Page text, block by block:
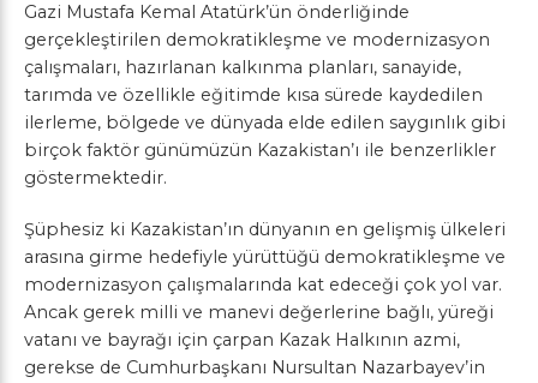
Gazi Mustafa Kemal Atatürk’ün önderliğinde
gerçekleştirilen demokratikleşme ve modernizasyon
çalışmaları, hazırlanan kalkınma planları, sanayide,
tarımda ve özellikle eğitimde kısa sürede kaydedilen
ilerleme, bölgede ve dünyada elde edilen saygınlık gibi
birçok faktör günümüzün Kazakistan’ı ile benzerlikler
göstermektedir.
Şüphesiz ki Kazakistan’ın dünyanın en gelişmiş ülkeleri
arasına girme hedefiyle yürüttüğü demokratikleşme ve
modernizasyon çalışmalarında kat edeceği çok yol var.
Ancak gerek milli ve manevi değerlerine bağlı, yüreği
vatanı ve bayrağı için çarpan Kazak Halkının azmi,
gerekse de Cumhurbaşkanı Nursultan Nazarbayev’in